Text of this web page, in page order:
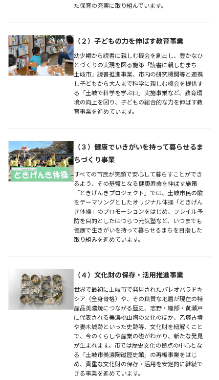
た保育の充実に取り組んでいます。
（２）子どもの力を伸ばす教育事業
幼少期から読書に親しむ機会を創出し、豊かなひ
とづくりの実現を図る施策「読書に親しむまち
土岐市」読書推進事業、市内の研究機関等と連携
し子どもから大人まで科学に親しむ機会を提供す
る「土岐で科学を学ぶ日」実施事業など、教育環
境の向上を図り、子どもの総合的な力を伸ばす教
育事業を進めています。
（３）健康でいきがいを持って暮らせるま
ちづくり事業
すべての市民が笑顔で安心して暮らすことができ
るよう、その基盤となる健康寿命を伸ばす施策
「ときげんきプロジェクト」では、土岐市民の歌
をテーマソングとしたオリジナル体操「ときげん
き体操」のプロモーションをはじめ、フレイル予
防を目的としたはつらつ元気塾など、いつまでも
健康で生きがいを持って暮らせるまちを目指した
取り組みを進めています。
（４）文化財の保存・活用推進事業
世界で最初に土岐市で発見されたパレオパラドキ
シア（全身骨格）や、その良質な地層が現在の特
産品美濃焼につながる歴史、志野・織部・黄瀬戸
に代表される美濃桃山陶の文化のほか、乙塚古墳
や妻木城跡といった史跡等、文化財を紐解くこと
で、今のくらしや産業の礎がわかり、新たな発見
が生まれます。市では歴史文化の拠点の中心とな
る「土岐市美濃陶磁歴史館」の再編事業をはじ
め、貴重な文化財の保存・活用を安定的に継続で
きる事業を進めています。